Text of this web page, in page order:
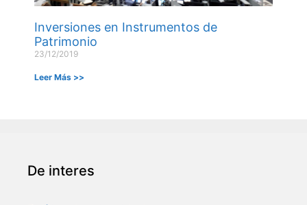
Inversiones en Instrumentos de
Patrimonio
23/12/2019
Leer Más >>
De interes